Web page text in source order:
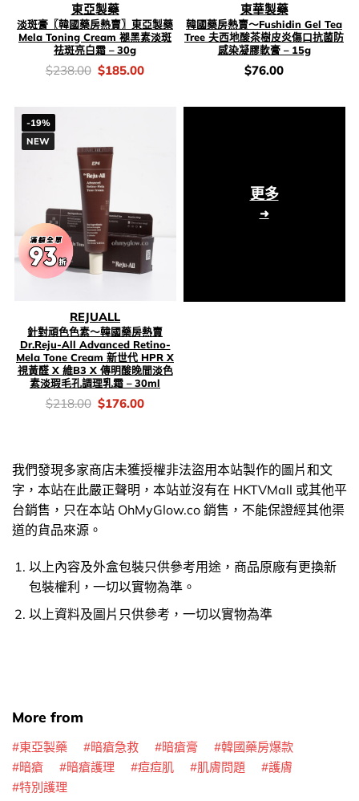
東亞製藥
淡斑膏〖韓國藥房熱賣〗東亞製藥
Mela Toning Cream 褪黑素淡斑
祛斑亮白霜 – 30g
價
$238.00 Original
$185.00Current
$185.00.
東華製藥
韓國藥房熱賣～Fushidin Gel Tea
Tree 夫西地酸茶樹皮炎傷口抗菌防
感染凝膠軟膏 – 15g
價
$76.00
-19%
NEW
REJUALL
針對頑色色素～韓國藥房熱賣
Dr.Reju-All Advanced Retino-
Mela Tone Cream 新世代 HPR X
視黃醛 X 維B3 X 傳明酸晚間淡色
素淡瑕毛孔調理乳霜 – 30ml
價
$218.00 Original
$176.00Current
更多
我們發現多家商店未獲授權非法盜用本站製作的圖片和文
字，本站在此嚴正聲明，本站並沒有在 HKTVMall 或其他平
台銷售，只在本站 OhMyGlow.co 銷售，不能保證經其他渠
道的貨品來源。
以上內容及外盒包裝只供參考用途，商品原廠有更換新
包裝權利，一切以實物為準。
以上資料及圖片只供參考，一切以實物為準
More from
東亞製藥 暗瘡急救 暗瘡膏
韓國藥房爆款
暗瘡
暗瘡護理 痘痘肌 肌膚問題
護膚
特別護理